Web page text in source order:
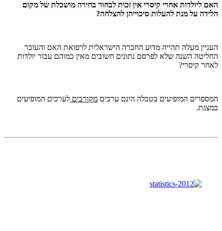
האם ליולדות אחרי קיסרי אין זכות לבחור בחירה מושכלת של מקום
הלידה על מנת להעלות סיכוייהן להצלחה?
העניין מעלה תהייה מדוע החברה הישראלית לרפואת האם והעובר
החליטה השנה שלא לפרסם נתונים חשובים מאין כמוהם עבור יולדות
לאחר קיסרי?
המספרים המופיעים בטבלה הינם ערכים מקורבים לערכים המופיעים
במצגת.